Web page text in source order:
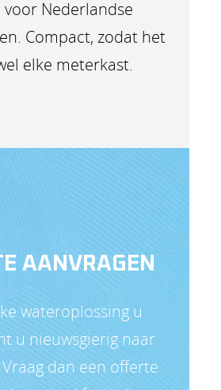
Nederlandse
Compact, zodat het
elke meterkast.
AANVRAGEN
wateroplossing u
u nieuwsgierig naar
dan een offerte